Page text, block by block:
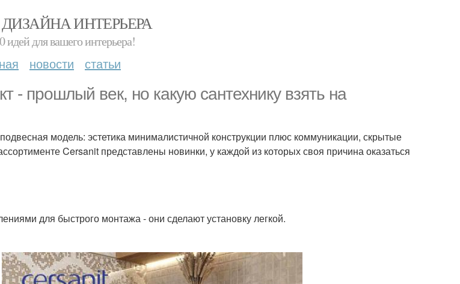
ИНТЕРЬЕРА
идей для вашего интерьера!
новости статьи
- прошлый век, но какую сантехнику взять на
модель: эстетика минималистичной конструкции плюс коммуникации, скрытые
Cersanit представлены новинки, у каждой из которых своя причина оказаться
для быстрого монтажа - они сделают установку легкой.